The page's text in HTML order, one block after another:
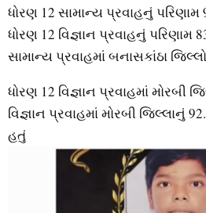
ધોરણ 12 સામાન્ય પ્રવાહનું
ધોરણ 12 વિજ્ઞાન પ્રવાહનું પરિણામ
સામાન્ય પ્રવાહમાં બનાસકાંઠા
ધોરણ 12 વિજ્ઞાન પ્રવાહમાં મોરબી
વિજ્ઞાન પ્રવાહમાં મોરબી જિલ્લાનું
હતું